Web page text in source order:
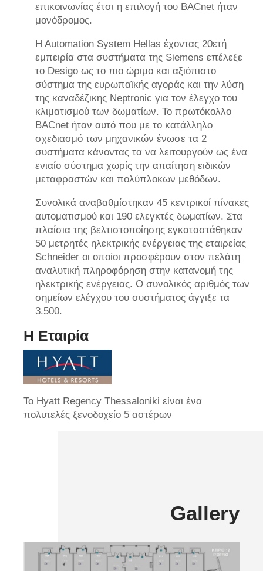
επικοινωνίας έτσι η επιλογή του BACnet ήταν
μονόδρομος.
H Automation System Hellas έχοντας 20ετή
εμπειρία στα συστήματα της Siemens επέλεξε
το Desigo ως το πιο ώριμο και αξιόπιστο
σύστημα της ευρωπαϊκής αγοράς και την λύση
της καναδέζικης Neptronic για τον έλεγχο του
κλιματισμού των δωματίων. Το πρωτόκολλο
BACnet ήταν αυτό που με το κατάλληλο
σχεδιασμό των μηχανικών ένωσε τα 2
συστήματα κάνοντας τα να λειτουργούν ως ένα
ενιαίο σύστημα χωρίς την απαίτηση ειδικών
μεταφραστών και πολύπλοκων μεθόδων.
Συνολικά αναβαθμίστηκαν 45 κεντρικοί πίνακες
αυτοματισμού και 190 ελεγκτές δωματίων. Στα
πλαίσια της βελτιστοποίησης εγκαταστάθηκαν
50 μετρητές ηλεκτρικής ενέργειας της εταιρείας
Schneider οι οποίοι προσφέρουν στον πελάτη
αναλυτική πληροφόρηση στην κατανομή της
ηλεκτρικής ενέργειας. Ο συνολικός αριθμός των
σημείων ελέγχου του συστήματος άγγιξε τα
3.500.
Η Εταιρία
Το Hyatt Regency Thessaloniki είναι ένα
πολυτελές ξενοδοχείο 5 αστέρων
Gallery